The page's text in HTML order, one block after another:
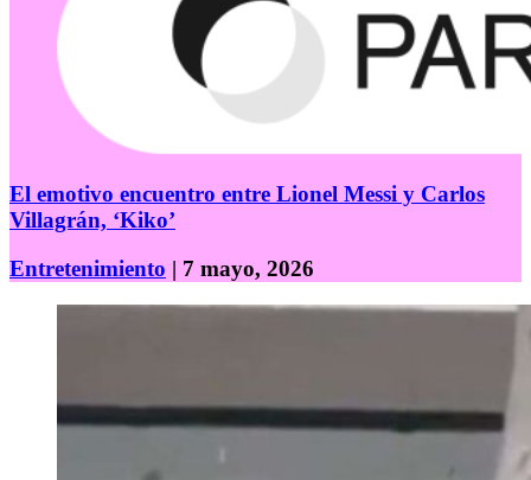
El emotivo encuentro entre Lionel Messi y Carlos
Villagrán, ‘Kiko’
Entretenimiento | 7 mayo, 2026